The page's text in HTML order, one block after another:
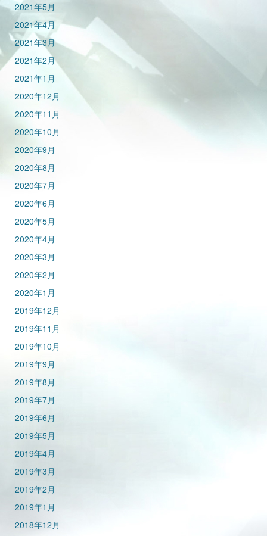
2021年5月
2021年4月
2021年3月
2021年2月
2021年1月
2020年12月
2020年11月
2020年10月
2020年9月
2020年8月
2020年7月
2020年6月
2020年5月
2020年4月
2020年3月
2020年2月
2020年1月
2019年12月
2019年11月
2019年10月
2019年9月
2019年8月
2019年7月
2019年6月
2019年5月
2019年4月
2019年3月
2019年2月
2019年1月
2018年12月